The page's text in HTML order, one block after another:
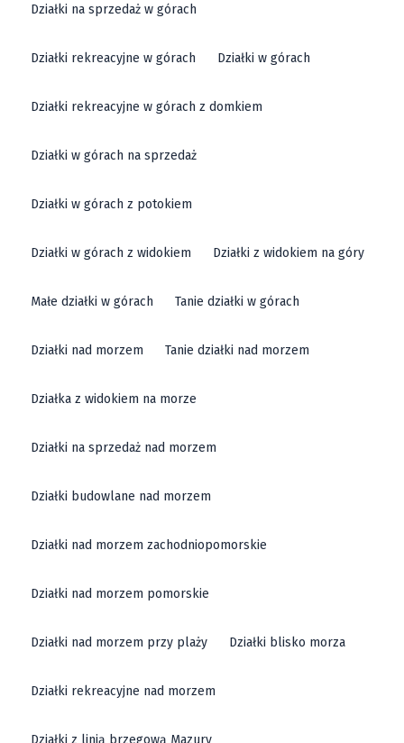
Działki na sprzedaż w górach
Działki rekreacyjne w górach Działki w górach
Działki rekreacyjne w górach z domkiem
Działki w górach na sprzedaż
Działki w górach z potokiem
Działki w górach z widokiem Działki z widokiem na góry
Małe działki w górach Tanie działki w górach
Działki nad morzem Tanie działki nad morzem
Działka z widokiem na morze
Działki na sprzedaż nad morzem
Działki budowlane nad morzem
Działki nad morzem zachodniopomorskie
Działki nad morzem pomorskie
Działki nad morzem przy plaży Działki blisko morza
Działki rekreacyjne nad morzem
Działki z linią brzegową Mazury